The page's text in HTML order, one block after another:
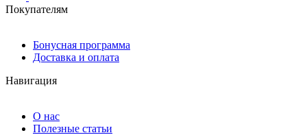
Покупателям
Бонусная программа
Доставка и оплата
Навигация
О нас
Полезные статьи